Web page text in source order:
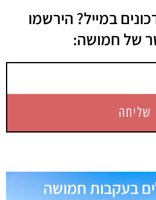
במייל? הירשמו
של חמושה:
שליחה
בעקבות חמושה